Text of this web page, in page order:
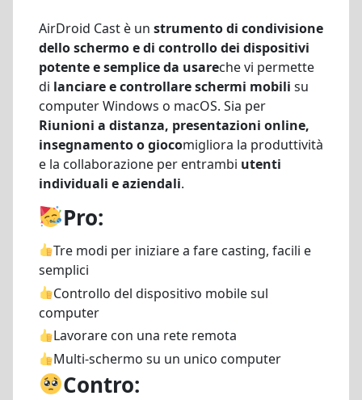
AirDroid Cast è un strumento di condivisione
dello schermo e di controllo dei dispositivi
potente e semplice da usareche vi permette
di lanciare e controllare schermi mobili su
computer Windows o macOS. Sia per
Riunioni a distanza, presentazioni online,
insegnamento o giocomigliora la produttività
e la collaborazione per entrambi utenti
individuali e aziendali.
Pro:
Tre modi per iniziare a fare casting, facili e
semplici
Controllo del dispositivo mobile sul
computer
Lavorare con una rete remota
Multi-schermo su un unico computer
Contro: